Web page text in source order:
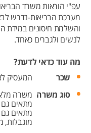
עפ"י הוראות משרד
מערכת הבריאות-נדרש
והשלמת חיסונים במידת
לנשים ולגברים כאחד.
מה עוד כדאי לדעת?
שכר
המעסיק
סוג משרה משרה
מתאים גם לבני
מתאים גם
מוגבלות,